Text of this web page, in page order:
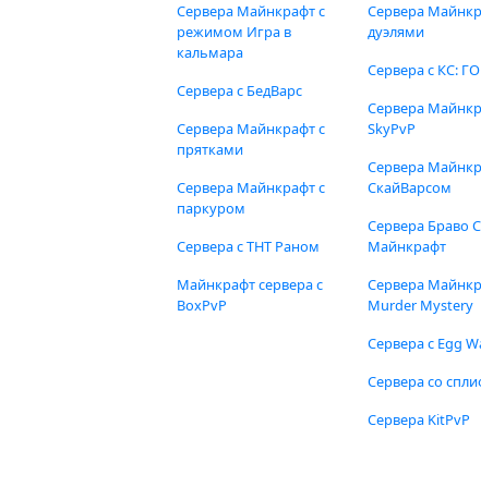
Сервера Майнкрафт с
режимом Игра в
кальмара
Сервера с БедВарс
Сервера Майнкрафт с
прятками
Сервера Майнкрафт с
паркуром
Сервера с ТНТ Раном
Майнкрафт сервера с
BoxPvP
Сервера
дуэлями
Сервера с КС: ГО
Сервера
SkyPvP
Сервера
СкайВарсом
Сервера Браво
Майнкрафт
Сервера
Murder Mystery
Сервера с Egg
Сервера со
Сервера KitPvP